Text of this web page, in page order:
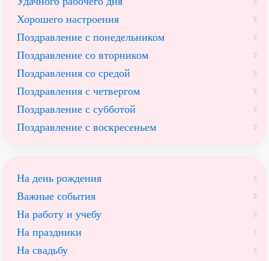
Хорошего настроения
Поздравление с понедельником
Поздравление со вторником
Поздравления со средой
Поздравления с четвергом
Поздравление с субботой
Поздравление с воскресеньем
На день рождения
Важные события
На работу и учебу
На праздники
На свадьбу